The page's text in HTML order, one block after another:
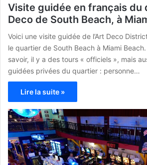
Visite guidée en français du
Deco de South Beach, à
Voici une visite guidée de l’Art Deco
le quartier de South Beach à Miami
savoir, il y a des tours « officiels », mais
guidées privées du quartier : personne…
Lire la suite »